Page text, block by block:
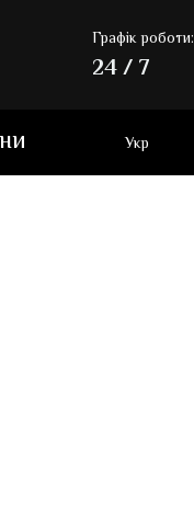
Графік роботи:
24 / 7
Укр